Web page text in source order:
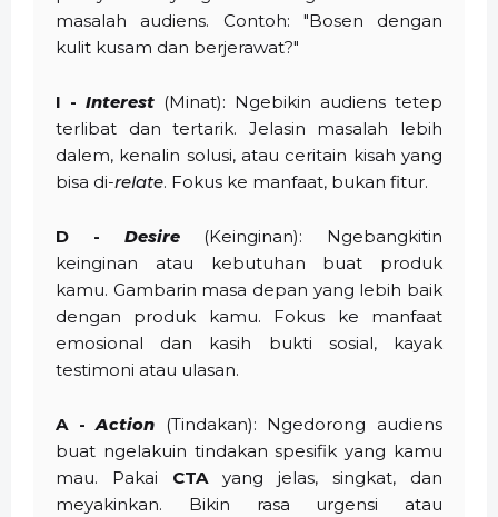
masalah audiens. Contoh: "Bosen dengan
kulit kusam dan berjerawat?"
I - Interest (Minat): Ngebikin audiens tetep
terlibat dan tertarik. Jelasin masalah lebih
dalem, kenalin solusi, atau ceritain kisah yang
bisa di-relate. Fokus ke manfaat, bukan fitur.
D - Desire(Keinginan): Ngebangkitin
keinginan atau kebutuhan buat produk
kamu. Gambarin masa depan yang lebih baik
dengan produk kamu. Fokus ke manfaat
emosional dan kasih bukti sosial, kayak
testimoni atau ulasan.
A -Action (Tindakan): Ngedorong audiens
buat ngelakuin tindakan spesifik yang kamu
mau. Pakai CTAyang jelas, singkat, dan
meyakinkan. Bikin rasa urgensi atau